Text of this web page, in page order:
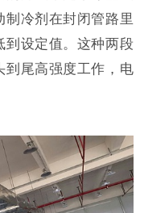
冷剂在封闭管路里
到设定值。这种两段
到尾高强度工作，电